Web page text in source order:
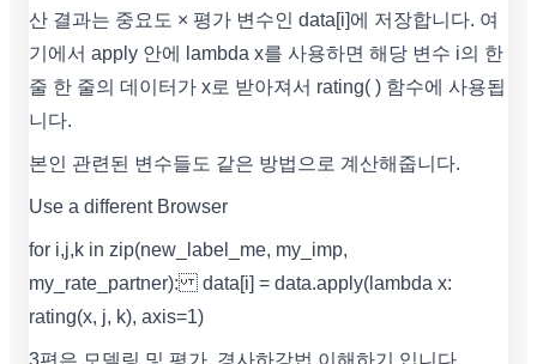
산 결과는 중요도 × 평가 변수인 data[i]에 저장합니다. 여
기에서 apply 안에 lambda x를 사용하면 해당 변수 i의 한
줄 한 줄의 데이터가 x로 받아져서 rating( ) 함수에 사용됩
니다.
본인 관련된 변수들도 같은 방법으로 계산해줍니다.
Use a different Browser
for i,j,k in zip(new_label_me, my_imp,
my_rate_partner): data[i] = data.apply(lambda x:
rating(x, j, k), axis=1)